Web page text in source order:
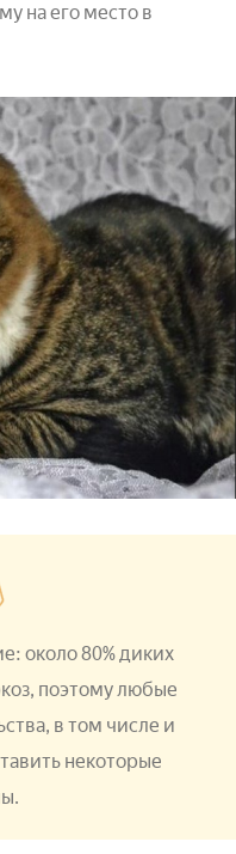
на его место в
около 80% диких
поэтому любые
в том числе и
некоторые